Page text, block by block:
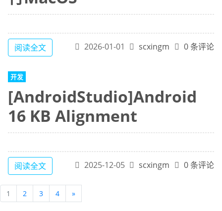
阅读全文 2026-01-01 scxingm 0 条评论
开发
[AndroidStudio]Android
16 KB Alignment
阅读全文 2025-12-05 scxingm 0 条评论
1 2 3 4 »